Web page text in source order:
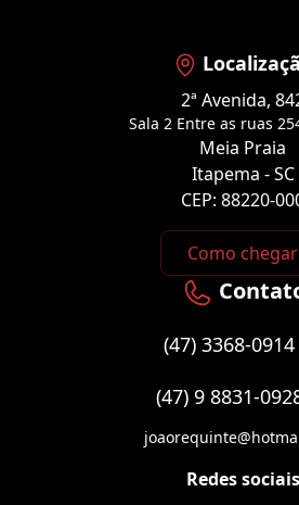
2ª Avenida,
Sala 2 Entre as ruas
Meia Praia
Itapema - SC
CEP: 88220-
Como chegar
(47) 3368-0914
(47) 9 8831-
Redes sociais